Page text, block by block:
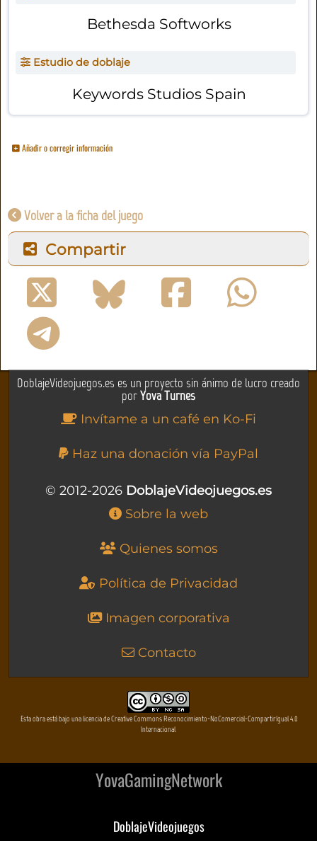
Bethesda Softworks
Estudio de doblaje
Keywords Studios Spain
Añadir o corregir información
Volver a la ficha del juego
Compartir
DoblajeVideojuegos.es es un proyecto sin ánimo de lucro creado
porYova Turnes
Invítame a un café en Ko-Fi
Haz una donación vía PayPal
© 2012-2026 DoblajeVideojuegos.es
Sobre la web
Quienes somos
Política de Privacidad
Imagen corporativa
Contacto
Esta obra está bajo una licencia de Creative Commons Reconocimiento-NoComercial-CompartirIgual 4.0
Internacional
YovaGamingNetwork
DoblajeVideojuegos